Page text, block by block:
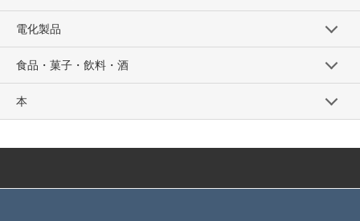
電化製品
食品・菓子・飲料・酒
本